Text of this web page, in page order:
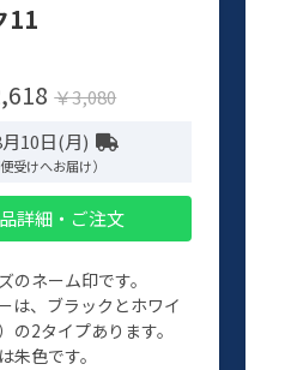
11
￥3,080
10日(月)
受けへお届け）
詳細・ご注文
のネーム印です。
は、ブラックとホワイ
の2タイプあります。
朱色です。